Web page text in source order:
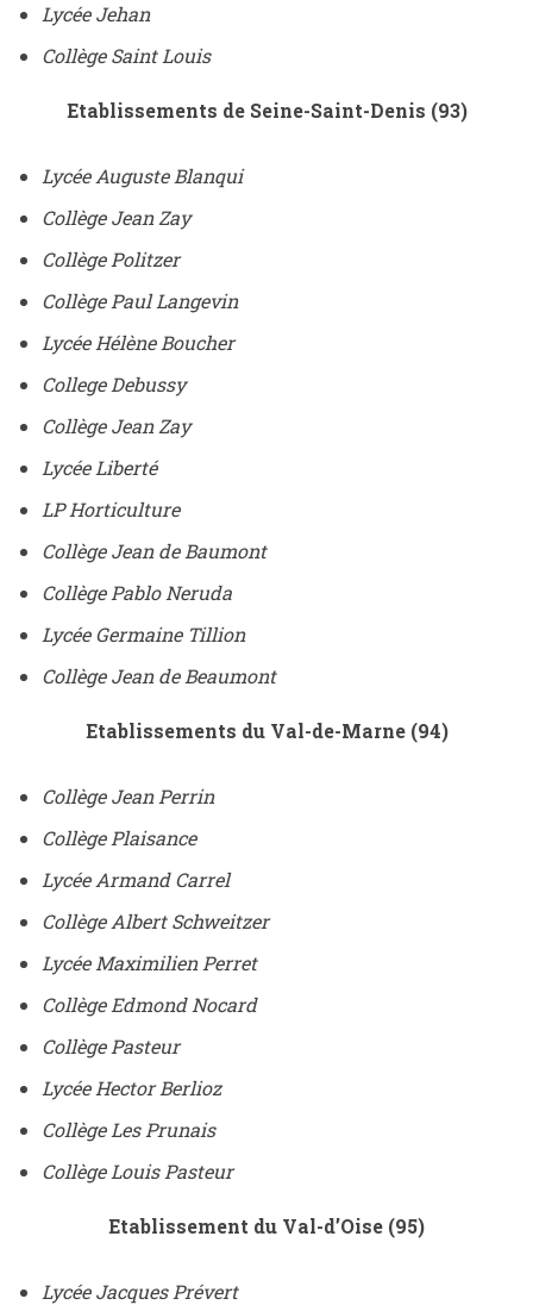
Lycée Jehan
Collège Saint Louis
Etablissements de Seine-Saint-Denis (93)
Lycée Auguste Blanqui
Collège Jean Zay
Collège Politzer
Collège Paul Langevin
Lycée Hélène Boucher
College Debussy
Collège Jean Zay
Lycée Liberté
LP Horticulture
Collège Jean de Baumont
Collège Pablo Neruda
Lycée Germaine Tillion
Collège Jean de Beaumont
Etablissements du Val-de-Marne (94)
Collège Jean Perrin
Collège Plaisance
Lycée Armand Carrel
Collège Albert Schweitzer
Lycée Maximilien Perret
Collège Edmond Nocard
Collège Pasteur
Lycée Hector Berlioz
Collège Les Prunais
Collège Louis Pasteur
Etablissement du Val-d’Oise (95)
Lycée Jacques Prévert